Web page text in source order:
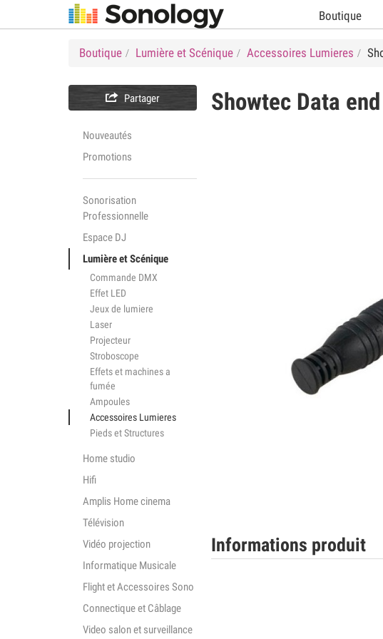
Boutique
Boutique Lumière et Scénique Accessoires Lumieres
 Partager
Nouveautés
Promotions
Sonorisation
Professionnelle
Espace DJ
Lumière et Scénique
Commande DMX
Effet LED
Jeux de lumiere
Laser
Projecteur
Stroboscope
Effets et machines a
fumée
Ampoules
Accessoires Lumieres
Pieds et Structures
Home studio
Hifi
Amplis Home cinema
Télévision
Vidéo projection
Informatique Musicale
Flight et Accessoires Sono
Connectique et Câblage
Video salon et surveillance
Showtec Data
Informations produit